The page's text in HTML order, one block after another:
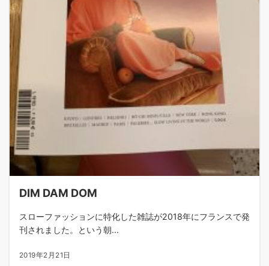
DIM DAM DOM
スローファッションに特化した雑誌が2018年にフランスで発
刊されました。という朝...
2019年2月21日